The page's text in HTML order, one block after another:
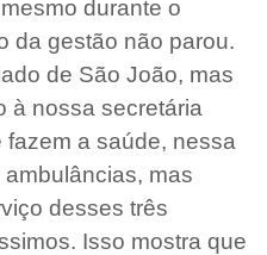
durante o
da gestão não parou.
de São João, mas
à nossa secretária
a saúde, nessa
mas
desses três
Isso mostra que